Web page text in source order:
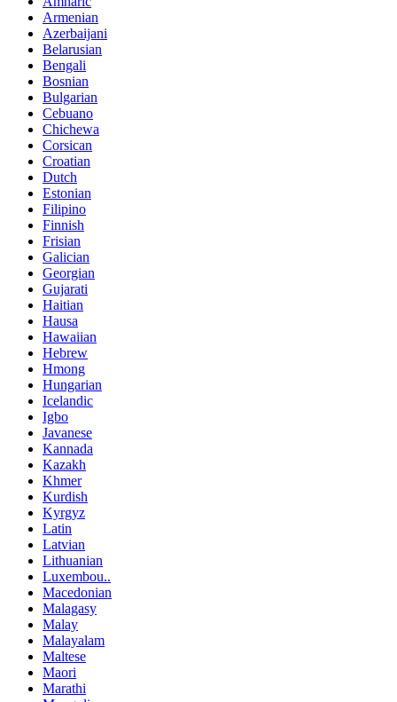
Armenian
Azerbaijani
Belarusian
Bengali
Bosnian
Bulgarian
Cebuano
Chichewa
Corsican
Croatian
Dutch
Estonian
Filipino
Finnish
Frisian
Galician
Georgian
Gujarati
Haitian
Hausa
Hawaiian
Hebrew
Hmong
Hungarian
Icelandic
Igbo
Javanese
Kannada
Kazakh
Khmer
Kurdish
Kyrgyz
Latin
Latvian
Lithuanian
Luxembou..
Macedonian
Malagasy
Malay
Malayalam
Maltese
Maori
Marathi